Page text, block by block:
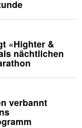
«Highter &
nächtlichen
verbannt